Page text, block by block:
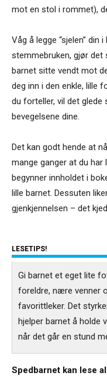
mot en stol i rommet),
Våg å legge “sjelen” din
stemmebruken, gjør det
barnet sitte vendt mot
deg inn i den enkle, lille
du forteller, vil det glede
bevegelsene dine.
Det kan godt hende at
mange ganger at du
begynner innholdet i
lille barnet. Dessuten
gjenkjennelsen – det
LESETIPS!
Gi barnet et eget lite
foreldre, nære venner
favorittleker. Det
hjelper barnet å holde
når det går en stund
Spedbarnet kan lese